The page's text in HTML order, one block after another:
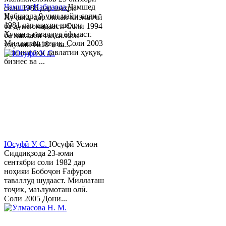
Ҷамшед НабизодаҶамшед
Набизода 9-уми майи соли
1981 дар шаҳри шаҳри
Хуҷанд таваллуд ёфтааст.
Миллаташ тоҷик. Соли 2003
Донишгоҳи давлатии ҳуқуқ,
бизнес ва ...
соли 1986 дар шаҳри
Хуҷанд, дар оилаи хизматчӣ
ба дунё омадааст. Соли 1994
ба мактаби таҳсилоти
умумии №18-и ш...
Юсуфӣ У. C. Юсуфӣ Усмон
Сиддиқзода 23-юми
сентябри соли 1982 дар
ноҳияи Бобоҷон Ғафуров
таваллуд шудааст. Миллаташ
тоҷик, маълумоташ олӣ.
Соли 2005 Дони...